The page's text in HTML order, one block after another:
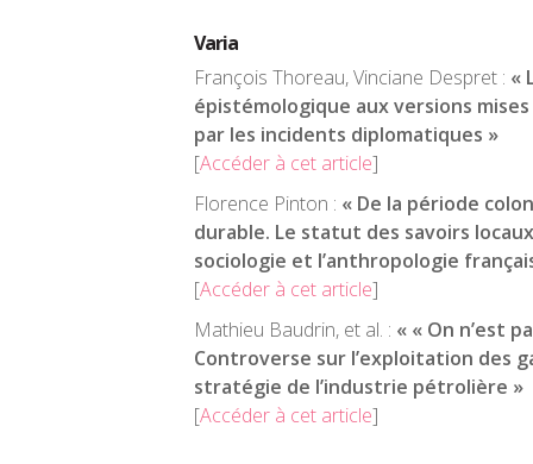
Varia
François Thoreau, Vinciane Despret : «
épistémologique aux versions
par les incidents diplomatiques »
[Accéder à cet article]
Florence Pinton : « De la période
durable. Le statut des savoirs
sociologie et l’anthropologie
[Accéder à cet article]
Mathieu Baudrin, et al. : « « On n’est
Controverse sur l’exploitation des
stratégie de l’industrie pétrolière »
[Accéder à cet article]